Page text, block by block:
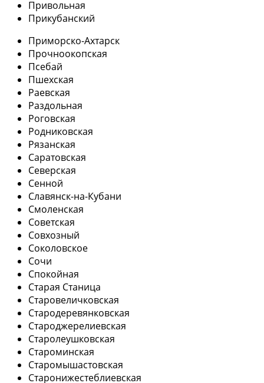
Привольная
Прикубанский
Приморско-Ахтарск
Прочноокопская
Псебай
Пшехская
Раевская
Раздольная
Роговская
Родниковская
Рязанская
Саратовская
Северская
Сенной
Славянск-на-Кубани
Смоленская
Советская
Совхозный
Соколовское
Сочи
Спокойная
Старая Станица
Старовеличковская
Стародеревянковская
Староджерелиевская
Старолеушковская
Староминская
Старомышастовская
Старонижестеблиевская